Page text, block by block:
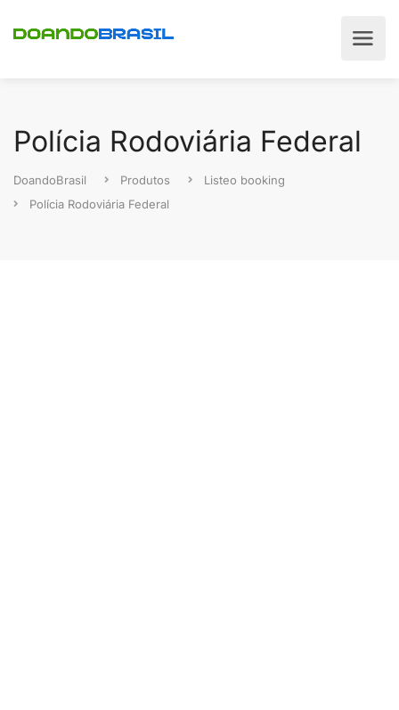
Polícia Rodoviária Federal
DoandoBrasil Produtos
Listeo booking
Polícia Rodoviária Federal